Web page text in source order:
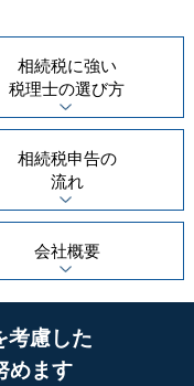
相続税に強い
税理士の選び方
相続税申告の
流れ
会社概要
考慮した
めます